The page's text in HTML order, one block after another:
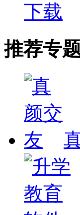
下载
推荐专